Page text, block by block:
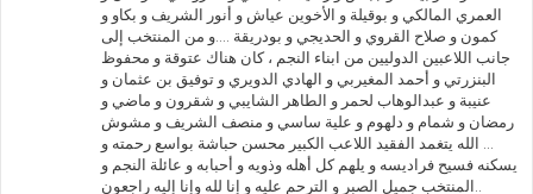
العمري المالكي و بوقيلة و الأخوين عياش و أنور الشريف و بكاو و
كمون و صلاح القروي و الحديجي و بودريقة ....و من المنتخب إلى
جانب اللاعبين الدوليين من ابناء النجم ، كان هناك عتوقة و محفوظ
البنزرتي و أحمد المغيربي و الهادي الدويري و توفيق بن عثمان و
عنيبة و عبدالوهاب لحمر و الطاهر الشايبي و شقرون و ماضي و
رمضان و شمام و دلهوم و علية ساسي و منصف الشريف و مشوش
... الله يتغمد الفقيد اللاعب الكبير محسن حباشة بواسع رحمته و
يسكنه فسيح فراديسه و يلهم كل أهله وذويه و أحبابه و عائلة النجم و